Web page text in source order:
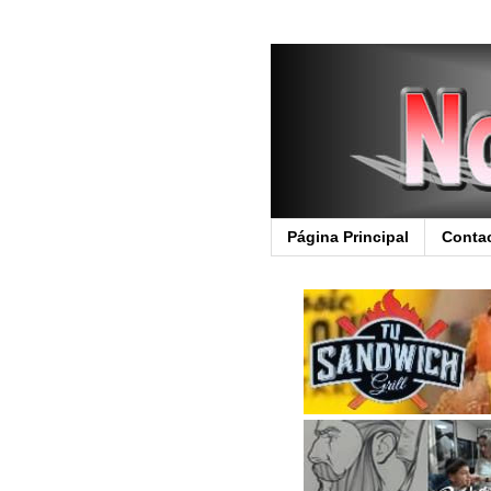
Página Principal